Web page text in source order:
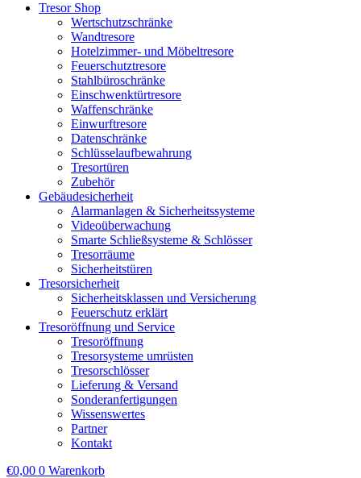
Tresor Shop
Wertschutzschränke
Wandtresore
Hotelzimmer- und Möbeltresore
Feuerschutztresore
Stahlbüroschränke
Einschwenktürtresore
Waffenschränke
Einwurftresore
Datenschränke
Schlüsselaufbewahrung
Tresortüren
Zubehör
Gebäudesicherheit
Alarmanlagen & Sicherheitssysteme
Videoüberwachung
Smarte Schließsysteme & Schlösser
Tresorräume
Sicherheitstüren
Tresorsicherheit
Sicherheitsklassen und Versicherung
Feuerschutz erklärt
Tresoröffnung und Service
Tresoröffnung
Tresorsysteme umrüsten
Tresorschlösser
Lieferung & Versand
Sonderanfertigungen
Wissenswertes
Partner
Kontakt
€0,00 0 Warenkorb